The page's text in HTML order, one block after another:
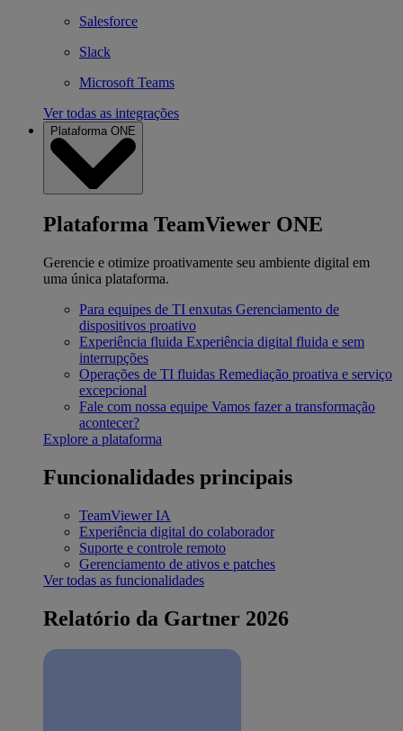
Salesforce
Slack
Microsoft Teams
Ver todas as integrações
Plataforma ONE
Plataforma TeamViewer ONE
Gerencie e otimize proativamente seu ambiente digital em
uma única plataforma.
Para equipes de TI enxutas Gerenciamento de
dispositivos proativo
Experiência fluida Experiência digital fluida e sem
interrupções
Operações de TI fluidas Remediação proativa e serviço
excepcional
Fale com nossa equipe Vamos fazer a transformação
acontecer?
Explore a plataforma
Funcionalidades principais
TeamViewer IA
Experiência digital do colaborador
Suporte e controle remoto
Gerenciamento de ativos e patches
Ver todas as funcionalidades
Relatório da Gartner 2026